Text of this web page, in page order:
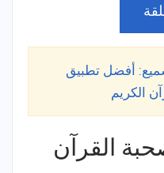
أفضل تطبيق
الكريم
القرآن